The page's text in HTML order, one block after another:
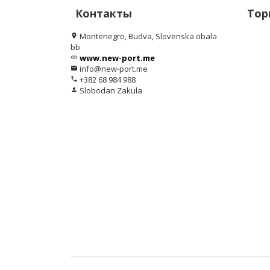
Контакты
location_on Montenegro, Budva, Slovenska obala
bb
link www.new-port.me
email info@new-port.me
phone +382 68 984 988
person Slobodan Zakula